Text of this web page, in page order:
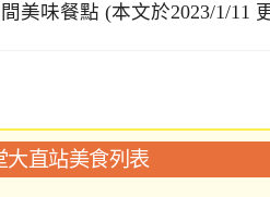
美味餐點 (本文於2023/1/11
大直站美食列表